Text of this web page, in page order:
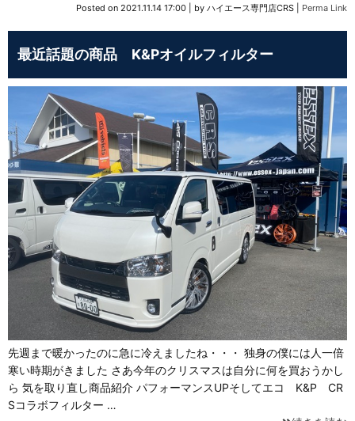
Posted on 2021.11.14 17:00 by ハイエース専門店CRS Perma Link
最近話題の商品 K&Pオイルフィルター
先週まで暖かったのに急に冷えましたね・・・ 独身の僕には人一倍
寒い時期がきました さあ今年のクリスマスは自分に何を買おうかし
ら 気を取り直し商品紹介 パフォーマンスUPそしてエコ K&P CR
Sコラボフィルター …